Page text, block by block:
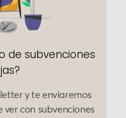
de subvenciones
y te enviaremos
con subvenciones